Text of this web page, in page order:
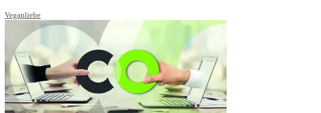
Veganliebe